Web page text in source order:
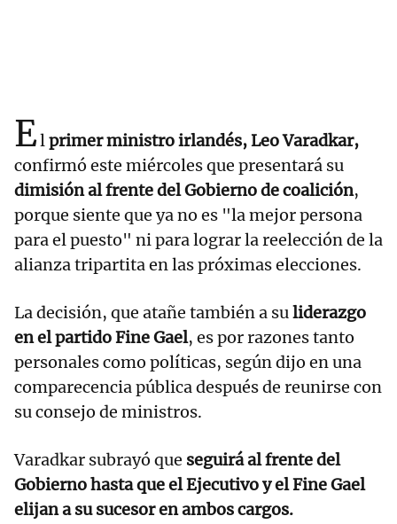
Elprimer ministro irlandés, Leo Varadkar,
confirmó este miércoles que presentará su
dimisión al frente del Gobierno de coalición,
porque siente que ya no es "la mejor persona
para el puesto" ni para lograr la reelección de la
alianza tripartita en las próximas elecciones.
La decisión, que atañe también a suliderazgo
en el partido Fine Gael, es por razones tanto
personales como políticas, según dijo en una
comparecencia pública después de reunirse con
su consejo de ministros.
Varadkar subrayó que seguirá al frente del
Gobierno hasta que el Ejecutivo y el Fine Gael
elijan a su sucesor en ambos cargos.